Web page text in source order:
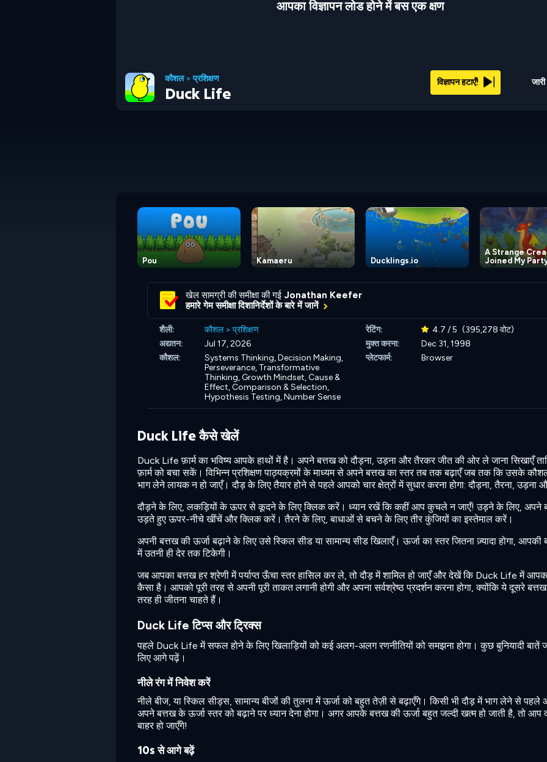
आपका विज्ञापन लोड होने में बस एक क्षण
विज्ञापन हटाएँ!
कौशल>प्रशिक्षण
Duck Life
Pou Kamaeru Ducklings.io
A Strange
Joined My
खेल सामग्री की समीक्षा की गई Jonathan Keefer
हमारे गेम समीक्षा दिशानिर्देशों के बारे में जानें
शैली: कौशल> प्रशिक्षण रेटिंग: 4.7 / 5 (395,278 वोट)
अद्यतन:
Jul 17, 2026 मुक्त करना:
Dec 31, 1998
कौशल:
Systems Thinking,Decision Making,
Perseverance, Transformative
Thinking,Growth Mindset,Cause &
Effect,Comparison & Selection,
Hypothesis Testing,Number Sense
प्लेटफार्म: Browser
Duck Life कैसे खेलें
Duck Life फ़ार्म का भविष्य आपके हाथों में है। अपने बत्तख को दौड़ना, उड़ना और तैरकर जीत की ओर ले जाना सिखाएँ
फ़ार्म को बचा सकें। विभिन्न प्रशिक्षण पाठ्यक्रमों के माध्यम से अपने बत्तख का स्तर तब तक बढ़ाएँ जब तक कि उसके
भाग लेने लायक न हो जाएँ। दौड़ के लिए तैयार होने से पहले आपको चार क्षेत्रों में सुधार करना होगा: दौड़ना, तैरना, उड़ना
दौड़ने के लिए, लकड़ियों के ऊपर से कूदने के लिए क्लिक करें। ध्यान रखें कि कहीं आप कुचले न जाएँ! उड़ने के लिए, अपने
उड़ते हुए ऊपर-नीचे खींचें और क्लिक करें। तैरने के लिए, बाधाओं से बचने के लिए तीर कुंजियों का इस्तेमाल करें।
अपनी बत्तख की ऊर्जा बढ़ाने के लिए उसे स्किल सीड या सामान्य सीड खिलाएँ। ऊर्जा का स्तर जितना ज़्यादा होगा, आपकी
में उतनी ही देर तक टिकेगी।
जब आपका बत्तख हर श्रेणी में पर्याप्त ऊँचा स्तर हासिल कर ले, तो दौड़ में शामिल हो जाएँ और देखें कि Duck Life में
कैसा है। आपको पूरी तरह से अपनी पूरी ताकत लगानी होगी और अपना सर्वश्रेष्ठ प्रदर्शन करना होगा, क्योंकि ये दूसरे
तरह ही जीतना चाहते हैं।
Duck Life टिप्स और ट्रिक्स
पहले Duck Life में सफल होने के लिए खिलाड़ियों को कई अलग-अलग रणनीतियों को समझना होगा। कुछ बुनियादी बातें
लिए आगे पढ़ें।
नीले रंग में निवेश करें
नीले बीज, या स्किल सीड्स, सामान्य बीजों की तुलना में ऊर्जा को बहुत तेज़ी से बढ़ाएँगे। किसी भी दौड़ में भाग लेने से पहले
अपने बत्तख के ऊर्जा स्तर को बढ़ाने पर ध्यान देना होगा। अगर आपके बत्तख की ऊर्जा बहुत जल्दी खत्म हो जाती है, तो आप
बाहर हो जाएँगे!
10s से आगे बढ़ें